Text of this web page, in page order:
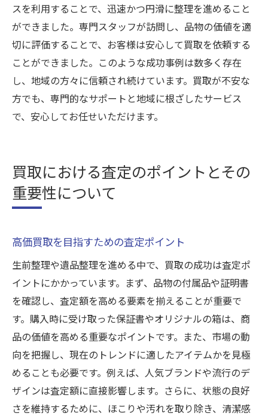
スを利用することで、迅速かつ円滑に整理を進めること
ができました。専門スタッフが訪問し、品物の価値を適
切に評価することで、お客様は安心して買取を依頼する
ことができました。このような成功事例は数多く存在
し、地域の方々に信頼され続けています。買取が不安な
方でも、専門的なサポートと地域に根ざしたサービス
で、安心してお任せいただけます。
買取における査定のポイントとその
重要性について
高価買取を目指すための査定ポイント
生前整理や遺品整理を進める中で、買取の成功は査定ポ
イントにかかっています。まず、品物の付属品や証明書
を確認し、査定額を高める要素を揃えることが重要で
す。購入時に受け取った保証書やオリジナルの箱は、商
品の価値を高める重要なポイントです。また、市場の動
向を把握し、現在のトレンドに適したアイテムかを見極
めることも必要です。例えば、人気ブランドや流行のデ
ザインは査定額に直接影響します。さらに、状態の良好
さを維持するために、ほこりや汚れを取り除き、清潔感